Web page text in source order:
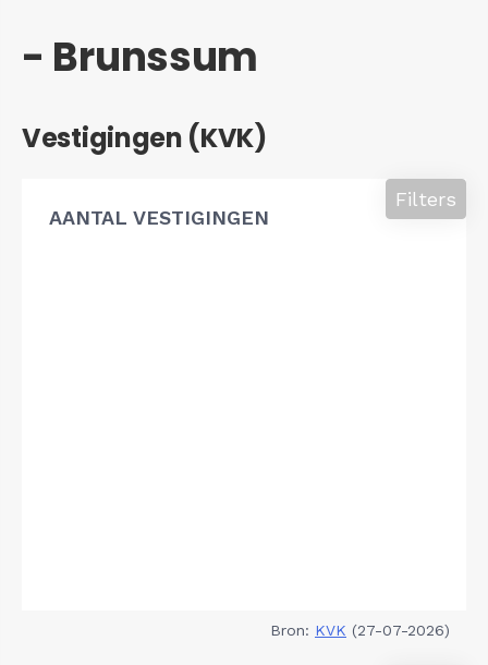
- Brunssum
Vestigingen (KVK)
AANTAL VESTIGINGEN
Filters
Bron: KVK (27-07-2026)